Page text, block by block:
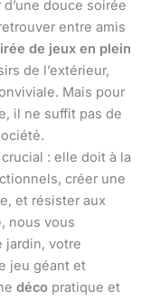
douce soirée
entre amis
de jeux en plein
de l’extérieur,
Mais pour
il ne suffit pas de
: elle doit à la
créer une
et résister aux
nous vous
jardin, votre
jeu géant et
déco pratique et